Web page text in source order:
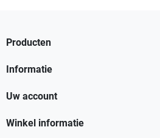
Producten
Informatie
Uw account
Winkel informatie